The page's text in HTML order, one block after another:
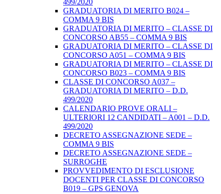
499/2020
GRADUATORIA DI MERITO B024 –
COMMA 9 BIS
GRADUATORIA DI MERITO – CLASSE DI
CONCORSO AB55 – COMMA 9 BIS
GRADUATORIA DI MERITO – CLASSE DI
CONCORSO A051 – COMMA 9 BIS
GRADUATORIA DI MERITO – CLASSE DI
CONCORSO B023 – COMMA 9 BIS
CLASSE DI CONCORSO A037 –
GRADUATORIA DI MERITO – D.D.
499/2020
CALENDARIO PROVE ORALI –
ULTERIORI 12 CANDIDATI – A001 – D.D.
499/2020
DECRETO ASSEGNAZIONE SEDE –
COMMA 9 BIS
DECRETO ASSEGNAZIONE SEDE –
SURROGHE
PROVVEDIMENTO DI ESCLUSIONE
DOCENTI PER CLASSE DI CONCORSO
B019 – GPS GENOVA